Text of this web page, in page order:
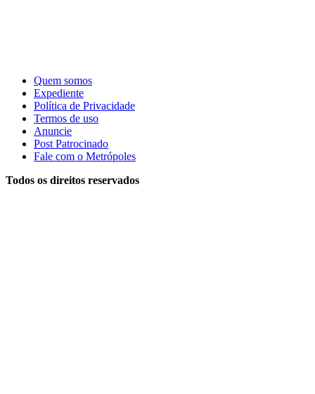
Quem somos
Expediente
Política de Privacidade
Termos de uso
Anuncie
Post Patrocinado
Fale com o Metrópoles
Todos os direitos reservados